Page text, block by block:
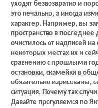
уходят безвозвратно и
это печально, а иногда
характер. Например, вы
пространство в последнее
очистилось от надписей на
некоторых местах их и
сравнению с прошлыми
остановки, скамейки в
обязательно изрисованы,
ситуация. Почему так
Давайте прогуляемся по